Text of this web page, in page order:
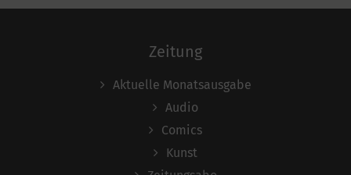
Zeitung
Aktuelle Monatsausgabe
Audio
Comics
Kunst